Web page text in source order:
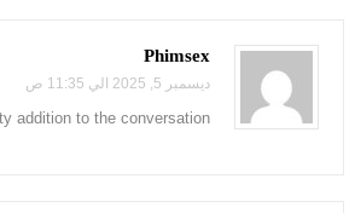
Phimsex
ديسمبر 5, 2025 الي 11:35 ص
addition to the conversation.